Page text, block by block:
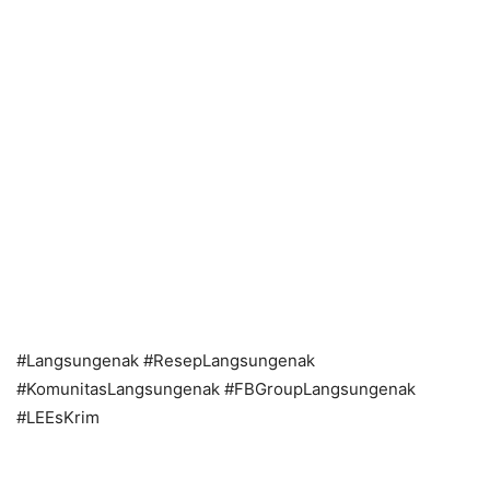
#Langsungenak #ResepLangsungenak
#KomunitasLangsungenak #FBGroupLangsungenak
#LEEsKrim